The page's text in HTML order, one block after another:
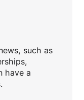
such as
have a